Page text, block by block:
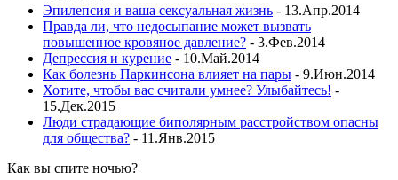
Эпилепсия и ваша сексуальная жизнь - 13.Апр.2014
Правда ли, что недосыпание может вызвать
повышенное кровяное давление? - 3.Фев.2014
Депрессия и курение - 10.Май.2014
Как болезнь Паркинсона влияет на пары - 9.Июн.2014
Хотите, чтобы вас считали умнее? Улыбайтесь! -
15.Дек.2015
Люди страдающие биполярным расстройством опасны
для общества? - 11.Янв.2015
Как вы спите ночью?